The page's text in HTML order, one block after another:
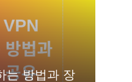
는 방법과 장